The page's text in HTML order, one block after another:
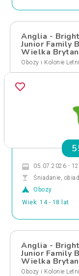
Anglia -
Junior Family
Wielka
Obozy i Kolonie
05.07.2026 -
Śniadanie,
Obozy
Wiek: 14 - 18 lat
Anglia -
Junior Family
Wielka
Obozy i Kolonie